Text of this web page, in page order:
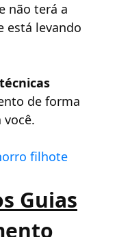
não terá a
está levando
técnicas
de forma
você.
filhote
Guias